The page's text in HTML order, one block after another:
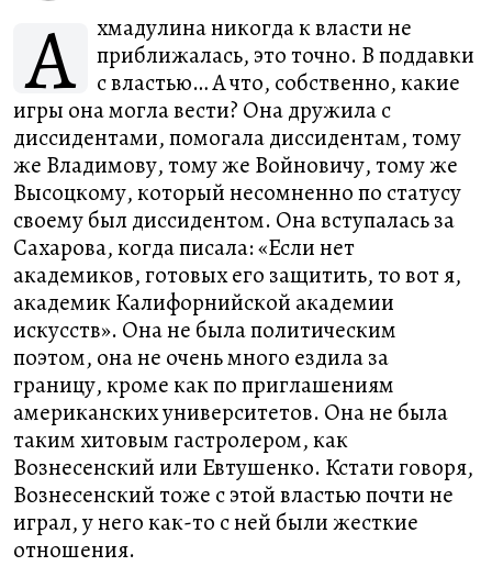
А
хмадулина никогда к власти не
приближалась, это точно. В поддавки
с властью… А что, собственно, какие
игры она могла вести? Она дружила с
диссидентами, помогала диссидентам, тому
же Владимову, тому же Войновичу, тому же
Высоцкому, который несомненно по статусу
своему был диссидентом. Она вступалась за
Сахарова, когда писала: «Если нет
академиков, готовых его защитить, то вот я,
академик Калифорнийской академии
искусств». Она не была политическим
поэтом, она не очень много ездила за
границу, кроме как по приглашениям
американских университетов. Она не была
таким хитовым гастролером, как
Вознесенский или Евтушенко. Кстати говоря,
Вознесенский тоже с этой властью почти не
играл, у него как-то с ней были жесткие
отношения.